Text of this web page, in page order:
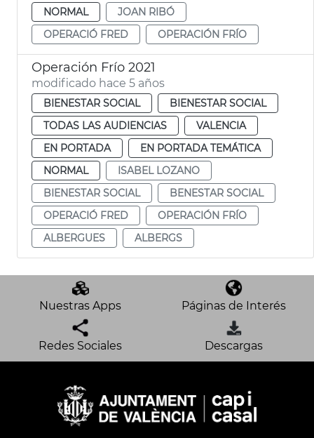
NORMAL
JOAN RIBÓ
OPERACIÓ FRED
OPERACIÓN FRÍO
Operación Frío 2021
modificado hace 5 años
BIENESTAR SOCIAL
BIENESTAR SOCIAL
TODAS LAS AUDIENCIAS
VALENCIA
EN PORTADA
EN PORTADA TEMÁTICA
NORMAL
ISABEL LOZANO
BIENESTAR SOCIAL
BENESTAR SOCIAL
OPERACIÓ FRED
OPERACIÓN FRÍO
ALBERGUES
ALBERGS
Nuestras Apps Páginas de Interés
Redes Sociales Descargas